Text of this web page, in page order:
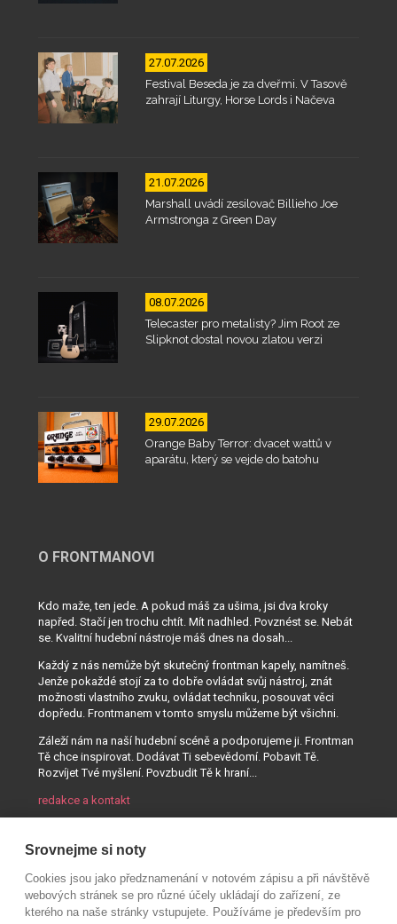
27.07.2026
Festival Beseda je za dveřmi. V Tasově
zahrají Liturgy, Horse Lords i Načeva
21.07.2026
Marshall uvádí zesilovač Billieho Joe
Armstronga z Green Day
08.07.2026
Telecaster pro metalisty? Jim Root ze
Slipknot dostal novou zlatou verzi
29.07.2026
Orange Baby Terror: dvacet wattů v
aparátu, který se vejde do batohu
O FRONTMANOVI
Kdo maže, ten jede. A pokud máš za ušima, jsi dva kroky
napřed. Stačí jen trochu chtít. Mít nadhled. Povznést se. Nebát
se. Kvalitní hudební nástroje máš dnes na dosah...
Každý z nás nemůže být skutečný frontman kapely, namítneš.
Jenže pokaždé stojí za to dobře ovládat svůj nástroj, znát
možnosti vlastního zvuku, ovládat techniku, posouvat věci
dopředu. Frontmanem v tomto smyslu můžeme být všichni.
Záleží nám na naší hudební scéně a podporujeme ji. Frontman
Tě chce inspirovat. Dodávat Ti sebevědomí. Pobavit Tě.
Rozvíjet Tvé myšlení. Povzbudit Tě k hraní...
redakce a kontakt
Srovnejme si noty
Cookies jsou jako předznamenání v notovém zápisu a při návštěvě
webových stránek se pro různé účely ukládají do zařízení, ze
kterého na naše stránky vstupujete. Používáme je především pro